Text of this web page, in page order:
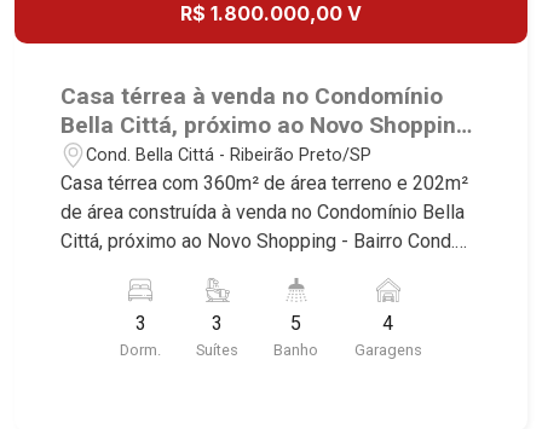
R$ 1.800.000,00 V
Casa térrea à venda no Condomínio
Bella Cittá, próximo ao Novo Shopping
- Ribeirão Preto/SP.
Cond. Bella Cittá - Ribeirão Preto/SP
Casa térrea com 360m² de área terreno e 202m²
de área construída à venda no Condomínio Bella
Cittá, próximo ao Novo Shopping - Bairro Cond.
características deste imóvel que a Martinelli
Imobiliária selecionou para você: - 360m² de área
terreno e 202m² de área construída - 3 suítes
3
Dorm.
3
Suítes
5
Banho
4
Garagens